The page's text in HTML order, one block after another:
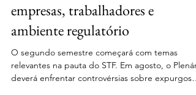
empresas, trabalhadores e
ambiente regulatório
O segundo semestre começará com temas
relevantes na pauta do STF. Em agosto, o
deverá enfrentar controvérsias sobre expurgos